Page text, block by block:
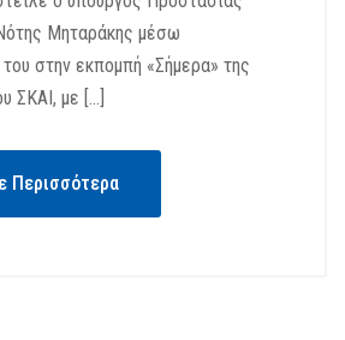
Μηταράκης μέσω
στην εκπομπή «Σήμερα» της
ΣΚΑΙ, με […]
Περισσότερα